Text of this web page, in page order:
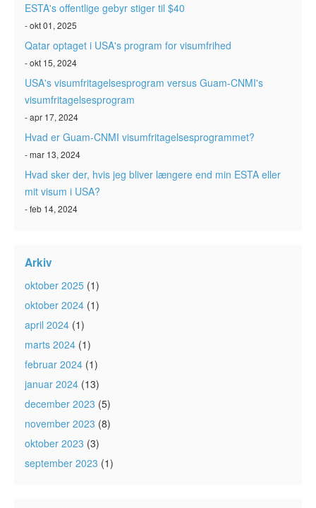
Kontakt
ESTA's offentlige gebyr stiger til $40
- okt 01, 2025
Qatar optaget i USA's program for visumfrihed
- okt 15, 2024
USA's visumfritagelsesprogram versus Guam-CNMI's
visumfritagelsesprogram
- apr 17, 2024
Hvad er Guam-CNMI visumfritagelsesprogrammet?
- mar 13, 2024
Hvad sker der, hvis jeg bliver længere end min ESTA eller
mit visum i USA?
- feb 14, 2024
Arkiv
oktober 2025 (1)
oktober 2024 (1)
april 2024 (1)
marts 2024 (1)
februar 2024 (1)
januar 2024 (13)
december 2023 (5)
november 2023 (8)
oktober 2023 (3)
september 2023 (1)